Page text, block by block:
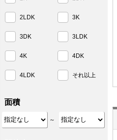
2LDK 3K
3DK 3LDK
4K 4DK
4LDK それ以上
面積
～